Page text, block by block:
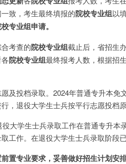
致，考生最终填报的院校专业组以
专业组申请。
考查的院校专业组截止后，省招生
院校专业组最终报考人数，根据招
愿及投档录取。2024年普通专升本
，退役大学生士兵按平行志愿投档
役大学生士兵录取工作在普通专升
工作。在退役大学生士兵录取阶段
置专业要求，妥善做好招生计划安